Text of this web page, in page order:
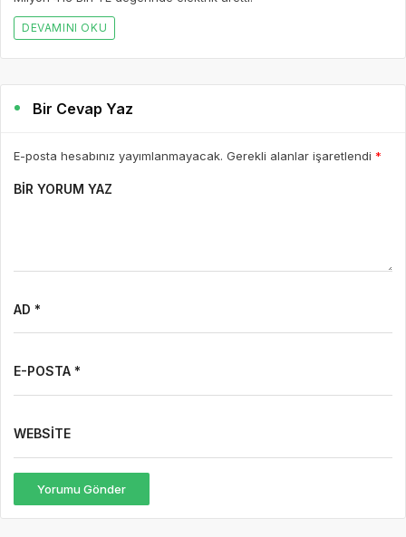
DEVAMINI OKU
Bir Cevap Yaz
E-posta hesabınız yayımlanmayacak. Gerekli alanlar işaretlendi *
BIR YORUM YAZ
AD *
E-POSTA *
WEBSITE
Yorumu Gönder